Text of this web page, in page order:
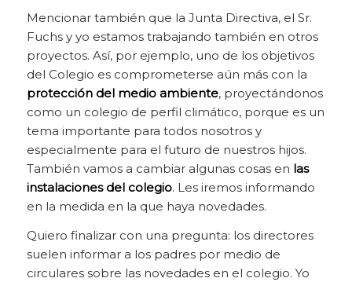
Mencionar también que la Junta Directiva, el Sr.
Fuchs y yo estamos trabajando también en otros
proyectos. Así, por ejemplo, uno de los objetivos
del Colegio es comprometerse aún más con la
protección del medio ambiente, proyectándonos
como un colegio de perfil climático, porque es un
tema importante para todos nosotros y
especialmente para el futuro de nuestros hijos.
También vamos a cambiar algunas cosas en las
instalaciones del colegio. Les iremos informando
en la medida en la que haya novedades.
Quiero finalizar con una pregunta: los directores
suelen informar a los padres por medio de
circulares sobre las novedades en el colegio. Yo